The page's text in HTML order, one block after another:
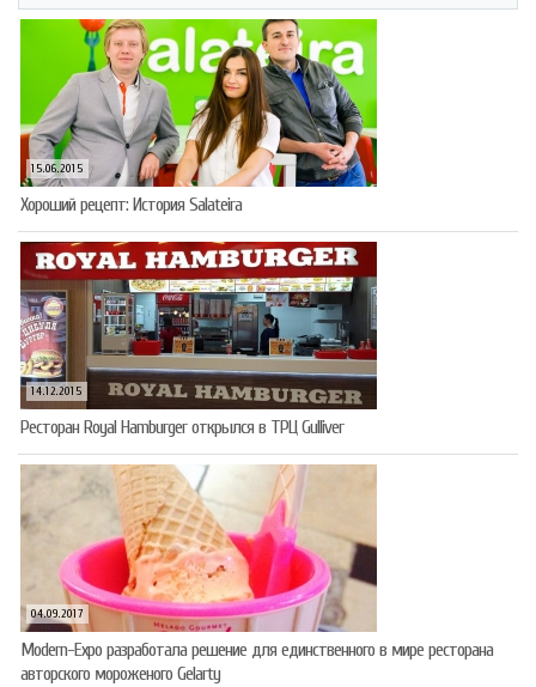
15.06.2015
Хороший рецепт: История Salateira
14.12.2015
Ресторан Royal Hamburger открылся в ТРЦ Gulliver
04.09.2017
Modern-Expo разработала решение для единственного в мире ресторана
авторского мороженого Gelarty